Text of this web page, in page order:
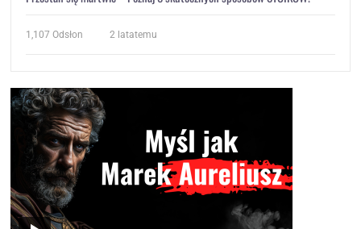
1,107 Odsłon 2 latatemu